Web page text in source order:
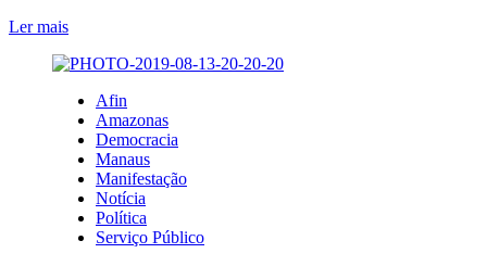
Ler maisLeia
sobre
PODE
CHEGAR
A
600
MIL
CASOS
DO
CORONAVÍRUS
Afin
Amazonas
Democracia
Manaus
Manifestação
Notícia
Política
Serviço Público